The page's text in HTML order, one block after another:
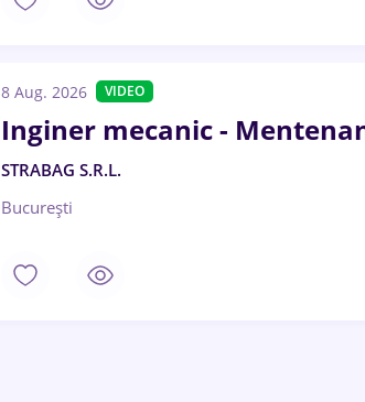
8 Aug. 2026 VIDEO
Inginer mecanic -
STRABAG S.R.L.
București